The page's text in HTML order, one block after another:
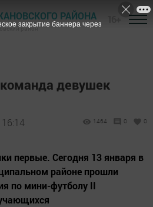
РАЙОНА
район
девушек
1464 0 0
первые. Сегодня 13 января в
районе прошли
по мини-футболу II
закрытие баннера через